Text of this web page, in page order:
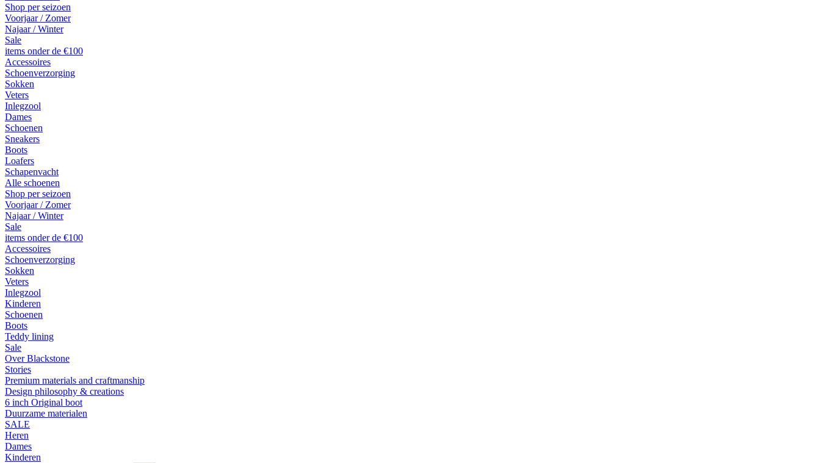
Shop per seizoen
Voorjaar / Zomer
Najaar / Winter
Sale
items onder de €100
Accessoires
Schoenverzorging
Sokken
Veters
Inlegzool
Dames
Schoenen
Sneakers
Boots
Loafers
Schapenvacht
Alle schoenen
Shop per seizoen
Voorjaar / Zomer
Najaar / Winter
Sale
items onder de €100
Accessoires
Schoenverzorging
Sokken
Veters
Inlegzool
Kinderen
Schoenen
Boots
Teddy lining
Sale
Over Blackstone
Stories
Premium materials and craftmanship
Design philosophy & creations
6 inch Original boot
Duurzame materialen
SALE
Heren
Dames
Kinderen